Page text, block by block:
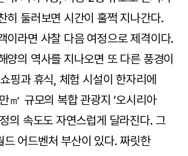
히 둘러보면 시간이 훌쩍 지나간다.
이라면 사찰 다음 여정으로 제격이다.
양의 역사를 지나오면 또 다른 풍경이
핑과 휴식, 체험 시설이 한자리에
㎡ 규모의 복합 관광지 ‘오시리아
의 속도도 자연스럽게 달라진다. 그
드 어드벤처 부산이 있다. 짜릿한